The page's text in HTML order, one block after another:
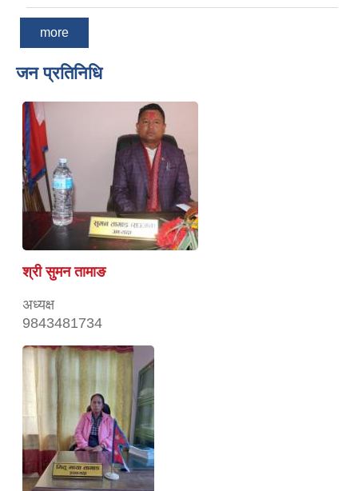
more
जन प्रतिनिधि
श्री सुमन तामाङ
अध्यक्ष
9843481734